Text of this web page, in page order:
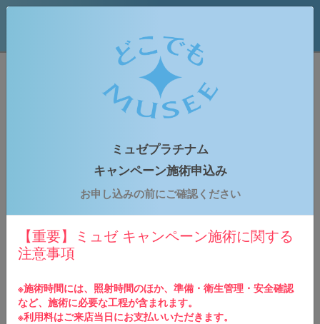
はじめての方専用予約申込みフォーム
ミュゼプラチナム
キャンペーン施術申込み
お申し込みの前にご確認ください
【重要】ミュゼ キャンペーン施術に関する
注意事項
※施術時間には、照射時間のほか、準備・衛生管理・安全確認
など、施術に必要な工程が含まれます。
※利用料はご来店当日にお支払いいただきます。
お申込みの流れ
ご予約情報の入力
2
メールが送られます。※仮予約の場合、後日予約店
舗よりご連絡させていただきます。